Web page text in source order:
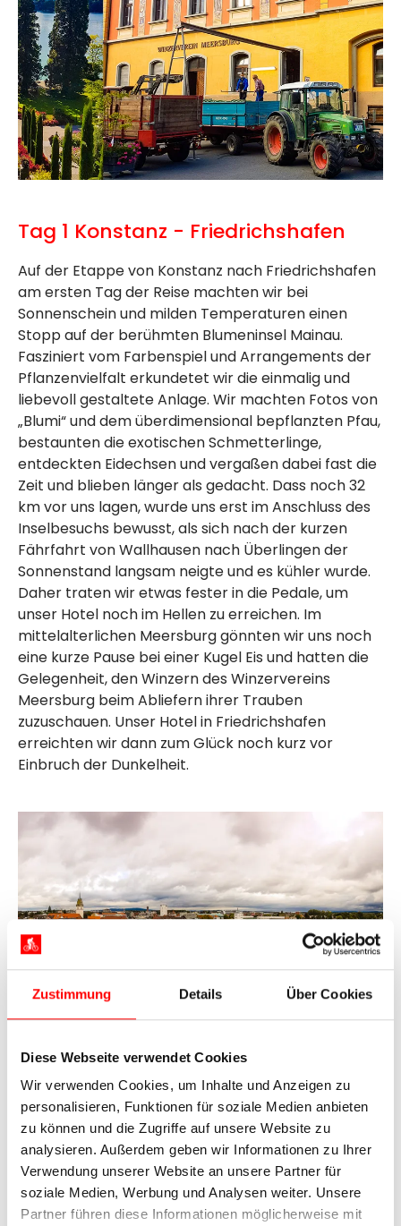
Zustimmung Details Über Cookies
Diese Webseite verwendet Cookies
Wir verwenden Cookies, um Inhalte und Anzeigen zu
personalisieren, Funktionen für soziale Medien anbieten
zu können und die Zugriffe auf unsere Website zu
analysieren. Außerdem geben wir Informationen zu Ihrer
Verwendung unserer Website an unsere Partner für
soziale Medien, Werbung und Analysen weiter. Unsere
Partner führen diese Informationen möglicherweise mit
Tag 1 Konstanz - Friedrichshafen
Auf der Etappe von Konstanz nach Friedrichshafen
am ersten Tag der Reise machten wir bei
Sonnenschein und milden Temperaturen einen
Stopp auf der berühmten Blumeninsel Mainau.
Fasziniert vom Farbenspiel und Arrangements der
Pflanzenvielfalt erkundetet wir die einmalig und
liebevoll gestaltete Anlage. Wir machten Fotos von
„Blumi“ und dem überdimensional bepflanzten Pfau,
bestaunten die exotischen Schmetterlinge,
entdeckten Eidechsen und vergaßen dabei fast die
Zeit und blieben länger als gedacht. Dass noch 32
km vor uns lagen, wurde uns erst im Anschluss des
Inselbesuchs bewusst, als sich nach der kurzen
Fährfahrt von Wallhausen nach Überlingen der
Sonnenstand langsam neigte und es kühler wurde.
Daher traten wir etwas fester in die Pedale, um
unser Hotel noch im Hellen zu erreichen. Im
mittelalterlichen Meersburg gönnten wir uns noch
eine kurze Pause bei einer Kugel Eis und hatten die
Gelegenheit, den Winzern des Winzervereins
Meersburg beim Abliefern ihrer Trauben
zuzuschauen. Unser Hotel in Friedrichshafen
erreichten wir dann zum Glück noch kurz vor
Einbruch der Dunkelheit.